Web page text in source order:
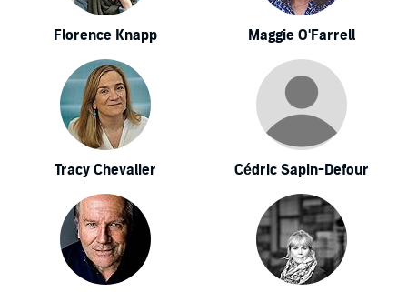
Florence Knapp Maggie O'Farrell
Tracy Chevalier Cédric Sapin-Defour